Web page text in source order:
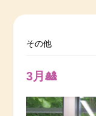
その他
3月🎎